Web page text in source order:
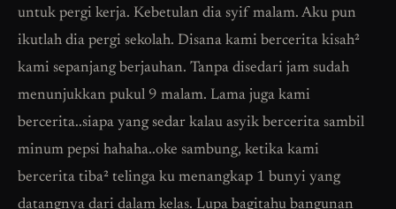
untuk pergi kerja. Kebetulan dia syif malam. Aku pun
ikutlah dia pergi sekolah. Disana kami bercerita kisah²
kami sepanjang berjauhan. Tanpa disedari jam sudah
menunjukkan pukul 9 malam. Lama juga kami
bercerita..siapa yang sedar kalau asyik bercerita sambil
minum pepsi hahaha..oke sambung, ketika kami
bercerita tiba² telinga ku menangkap 1 bunyi yang
datangnya dari dalam kelas. Lupa bagitahu bangunan